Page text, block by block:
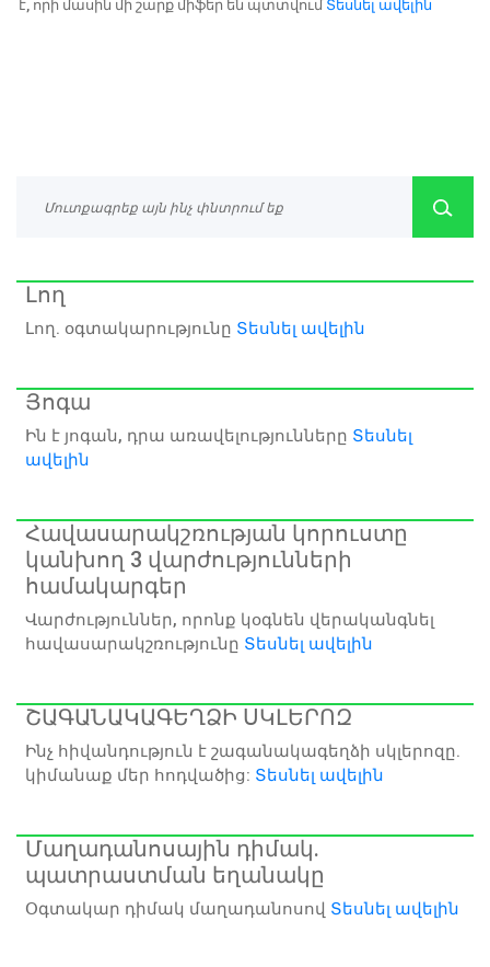
է, որի մասին մի շարք միֆեր են պտտվում Տեսնել ավելին
Լող
Լող. օգտակարությունը Տեսնել ավելին
Յոգա
Ին է յոգան, դրա առավելությունները Տեսնել
ավելին
Հավասարակշռության կորուստը
կանխող 3 վարժությունների
համակարգեր
Վարժություններ, որոնք կօգնեն վերականգնել
հավասարակշռությունը Տեսնել ավելին
ՇԱԳԱՆԱԿԱԳԵՂՁԻ ՍԿԼԵՐՈԶ
Ինչ հիվանդություն է շագանակագեղձի սկլերոզը.
կիմանաք մեր հոդվածից: Տեսնել ավելին
Մաղադանոսային դիմակ.
պատրաստման եղանակը
Օգտակար դիմակ մաղադանոսով Տեսնել ավելին